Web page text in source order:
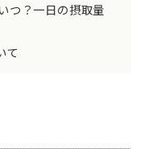
つ？一日の摂取量
て